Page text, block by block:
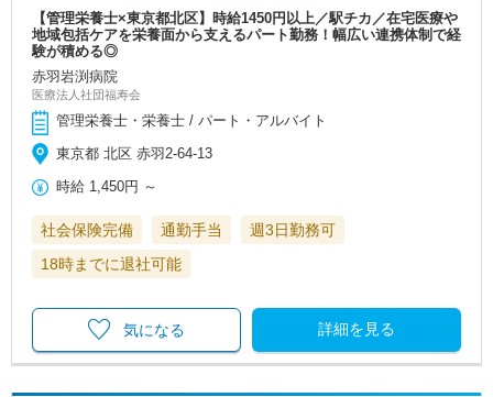
【管理栄養士×東京都北区】時給1450円以上／駅チカ／在宅医療や
地域包括ケアを栄養面から支えるパート勤務！幅広い連携体制で経
験が積める◎
赤羽岩渕病院
医療法人社団福寿会
管理栄養士・栄養士 / パート・アルバイト
東京都 北区 赤羽2-64-13
時給 1,450円 ～
社会保険完備 通勤手当
週3日勤務可
18時までに退社可能
詳細を見る
気になる